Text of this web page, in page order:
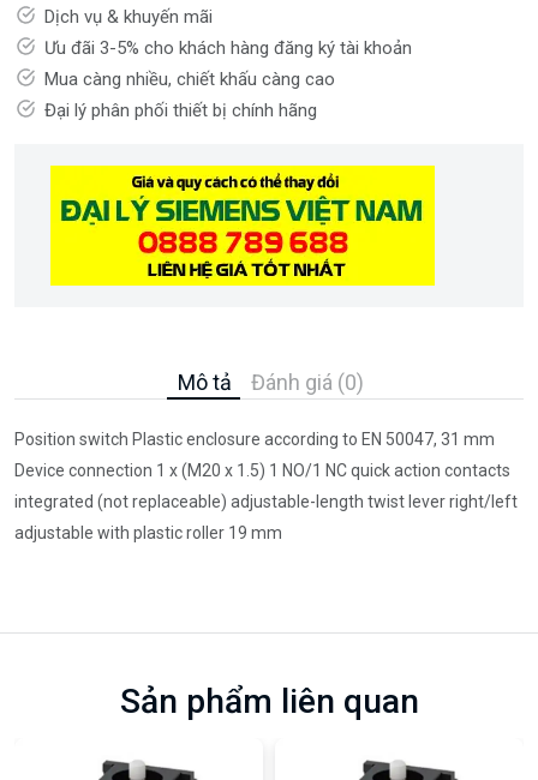
Dịch vụ & khuyến mãi
Ưu đãi 3-5% cho khách hàng đăng ký tài khoản
Mua càng nhiều, chiết khấu càng cao
Đại lý phân phối thiết bị chính hãng
Mô tả Đánh giá (0)
Position switch Plastic enclosure according to EN 50047, 31 mm
Device connection 1 x (M20 x 1.5) 1 NO/1 NC quick action contacts
integrated (not replaceable) adjustable-length twist lever right/left
adjustable with plastic roller 19 mm
Sản phẩm liên quan